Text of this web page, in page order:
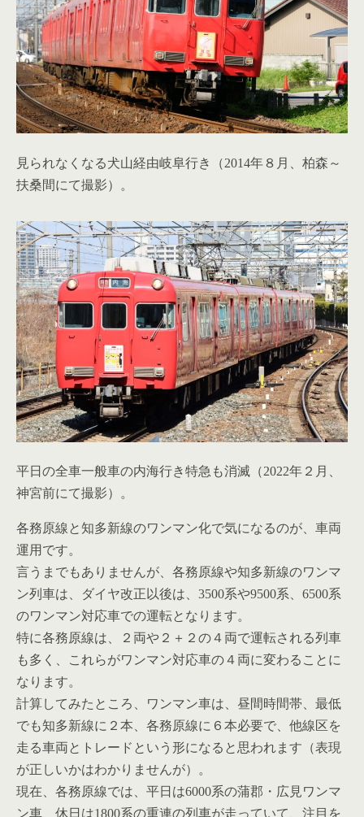
見られなくなる犬山経由岐阜行き（2014年８月、柏森～
扶桑間にて撮影）。
平日の全車一般車の内海行き特急も消滅（2022年２月、
神宮前にて撮影）。
各務原線と知多新線のワンマン化で気になるのが、車両
運用です。
言うまでもありませんが、各務原線や知多新線のワンマ
ン列車は、ダイヤ改正以後は、3500系や9500系、6500系
のワンマン対応車での運転となります。
特に各務原線は、２両や２＋２の４両で運転される列車
も多く、これらがワンマン対応車の４両に変わることに
なります。
計算してみたところ、ワンマン車は、昼間時間帯、最低
でも知多新線に２本、各務原線に６本必要で、他線区を
走る車両とトレードという形になると思われます（表現
が正しいかはわかりませんが）。
現在、各務原線では、平日は6000系の蒲郡・広見ワンマ
ン車、休日は1800系の重連の列車が走っていて、注目を